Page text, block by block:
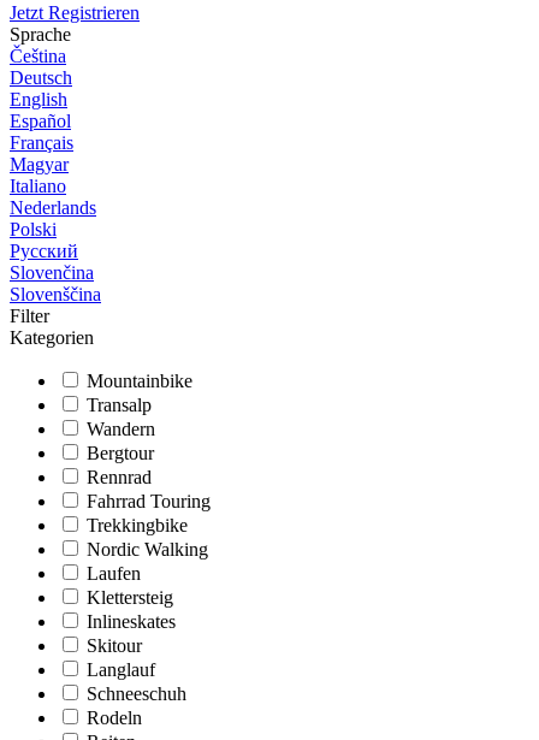
Jetzt Registrieren
Sprache
Čeština
Deutsch
English
Español
Français
Magyar
Italiano
Nederlands
Polski
Русский
Slovenčina
Slovenščina
Filter
Kategorien
Mountainbike
Transalp
Wandern
Bergtour
Rennrad
Fahrrad Touring
Trekkingbike
Nordic Walking
Laufen
Klettersteig
Inlineskates
Skitour
Langlauf
Schneeschuh
Rodeln